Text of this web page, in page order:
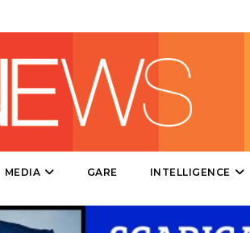
MEDIA GARE INTELLIGENCE